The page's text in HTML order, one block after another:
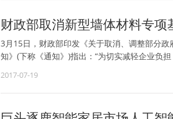
财政部取消新型墙体材料专项
3月15日，财政部印发《关于取消、调整部分
知》(下称《通知》)指出：“为切实减轻企业负担
2017-07-19